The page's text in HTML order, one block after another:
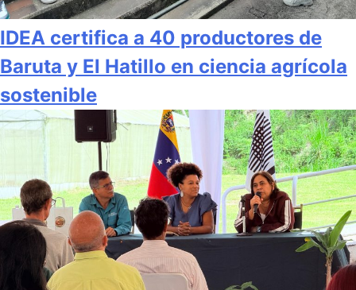
IDEA certifica a 40 productores de
Baruta y El Hatillo en ciencia agrícola
sostenible